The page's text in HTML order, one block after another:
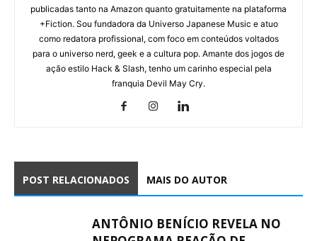
publicadas tanto na Amazon quanto gratuitamente na plataforma
+Fiction. Sou fundadora da Universo Japanese Music e atuo
como redatora profissional, com foco em conteúdos voltados
para o universo nerd, geek e a cultura pop. Amante dos jogos de
ação estilo Hack & Slash, tenho um carinho especial pela
franquia Devil May Cry.
POST RELACIONADOS MAIS DO AUTOR
ANTÔNIO BENÍCIO REVELA NO